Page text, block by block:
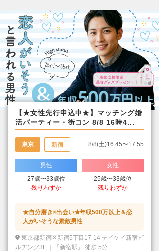
【★女性先行申込中★】マッチング婚
活パーティー・街コン 8/8 16時4...
東京 新宿 8/8(土)16:45〜17:55
男性
27歳〜33歳位
残りわずか
女性
25歳〜33歳位
残りわずか
★自分磨き×出会い★年収500万以上＆恋
人がいそうな素敵男性
東京都新宿区新宿5丁目17-14 テイケイ新宿ビ
ルヂング3F ｜「新宿駅」 徒歩 5分